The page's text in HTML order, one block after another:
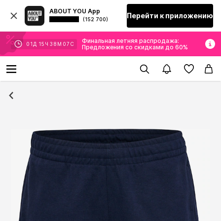
ABOUT YOU App
(152 700) Перейти к приложению
01 Д 15 Ч 38 М 06 С
Финальная летняя распродажа:
Предложения со скидками до 60%